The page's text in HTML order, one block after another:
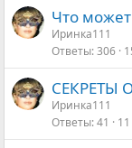
Что
Иринка111
Ответы 306
СЕКРЕТЫ
Иринка111
Ответы 41